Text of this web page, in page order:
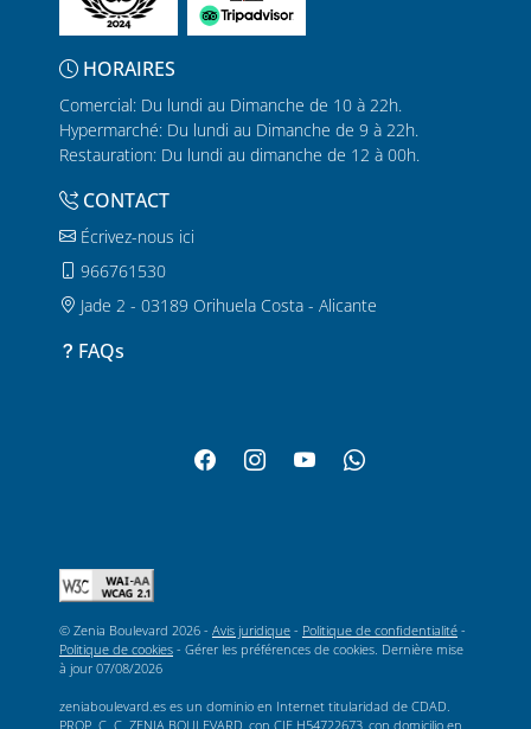
HORAIRES
Comercial: Du lundi au Dimanche de 10 à 22h.
Hypermarché: Du lundi au Dimanche de 9 à 22h.
Restauration: Du lundi au dimanche de 12 à 00h.
CONTACT
Écrivez-nous ici
966761530
Jade 2 - 03189 Orihuela Costa - Alicante
FAQs
© Zenia Boulevard 2026 - Avis juridique - Politique de confidentialité -
Politique de cookies - Gérer les préférences de cookies . Dernière mise
à jour 07/08/2026
zeniaboulevard.es es un dominio en Internet titularidad de CDAD.
PROP. C. C. ZENIA BOULEVARD, con CIF H54722673, con domicilio en